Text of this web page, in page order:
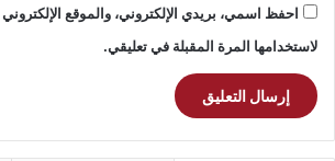
احفظ اسمي، بريدي الإلكتروني، والموقع
لاستخدامها المرة المقبلة في تعليقي.